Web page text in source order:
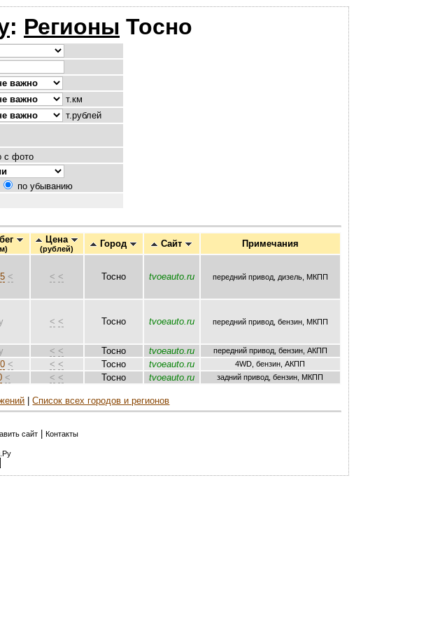
: Регионы Тосно
т.км
т.рублей
с фото
по убыванию
Цена
(рублей) Город Сайт Примечания
< < < Тосно tvoeauto.ru передний привод, дизель, МКПП
< < Тосно tvoeauto.ru передний привод, бензин, МКПП
< < Тосно tvoeauto.ru передний привод, бензин, AКПП
< < < Тосно tvoeauto.ru 4WD, бензин, AКПП
< < < Тосно tvoeauto.ru задний привод, бензин, МКПП
|Список всех городов и регионов
сайт| Контакты